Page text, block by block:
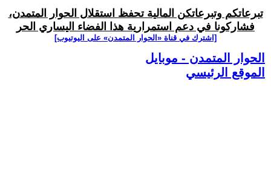
تبرعاتكم وتبرعاتكن المالية تحفظ استقلال الحوار المتمدن،
فشاركونا في دعم استمرارية هذا الفضاء اليساري الحر
[اشترك في قناة ‫«الحوار المتمدن» على اليوتيوب]
الحوار المتمدن - موبايل
الموقع الرئيسي